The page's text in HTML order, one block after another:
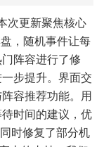
次更新聚焦核心
，随机事件让每
阵容进行了修
步提升。界面交
容推荐功能。用
时间的建议，优
时修复了部分机